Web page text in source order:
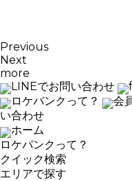
Previous
Next
more
LINEでお問い合わせ
ロケバンクって？
会
い合わせ
ホーム
ロケバンクって？
クイック検索
エリアで探す